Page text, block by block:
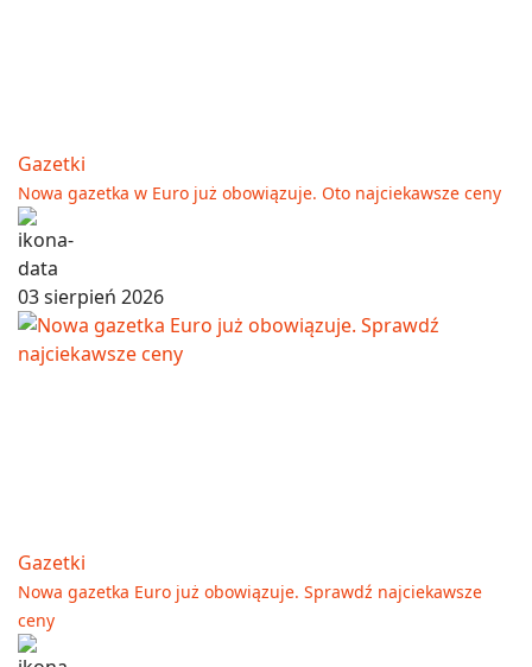
Gazetki
Nowa gazetka w Euro już obowiązuje. Oto najciekawsze ceny
03 sierpień 2026
Gazetki
Nowa gazetka Euro już obowiązuje. Sprawdź najciekawsze
ceny